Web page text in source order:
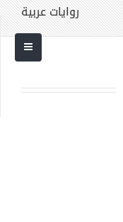
روايات عربية